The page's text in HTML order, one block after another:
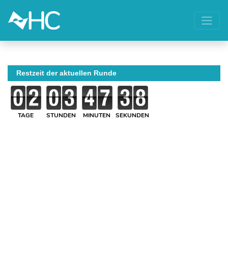
Restzeit der aktuellen Runde
TAGE STUNDEN MINUTEN SEKUNDEN